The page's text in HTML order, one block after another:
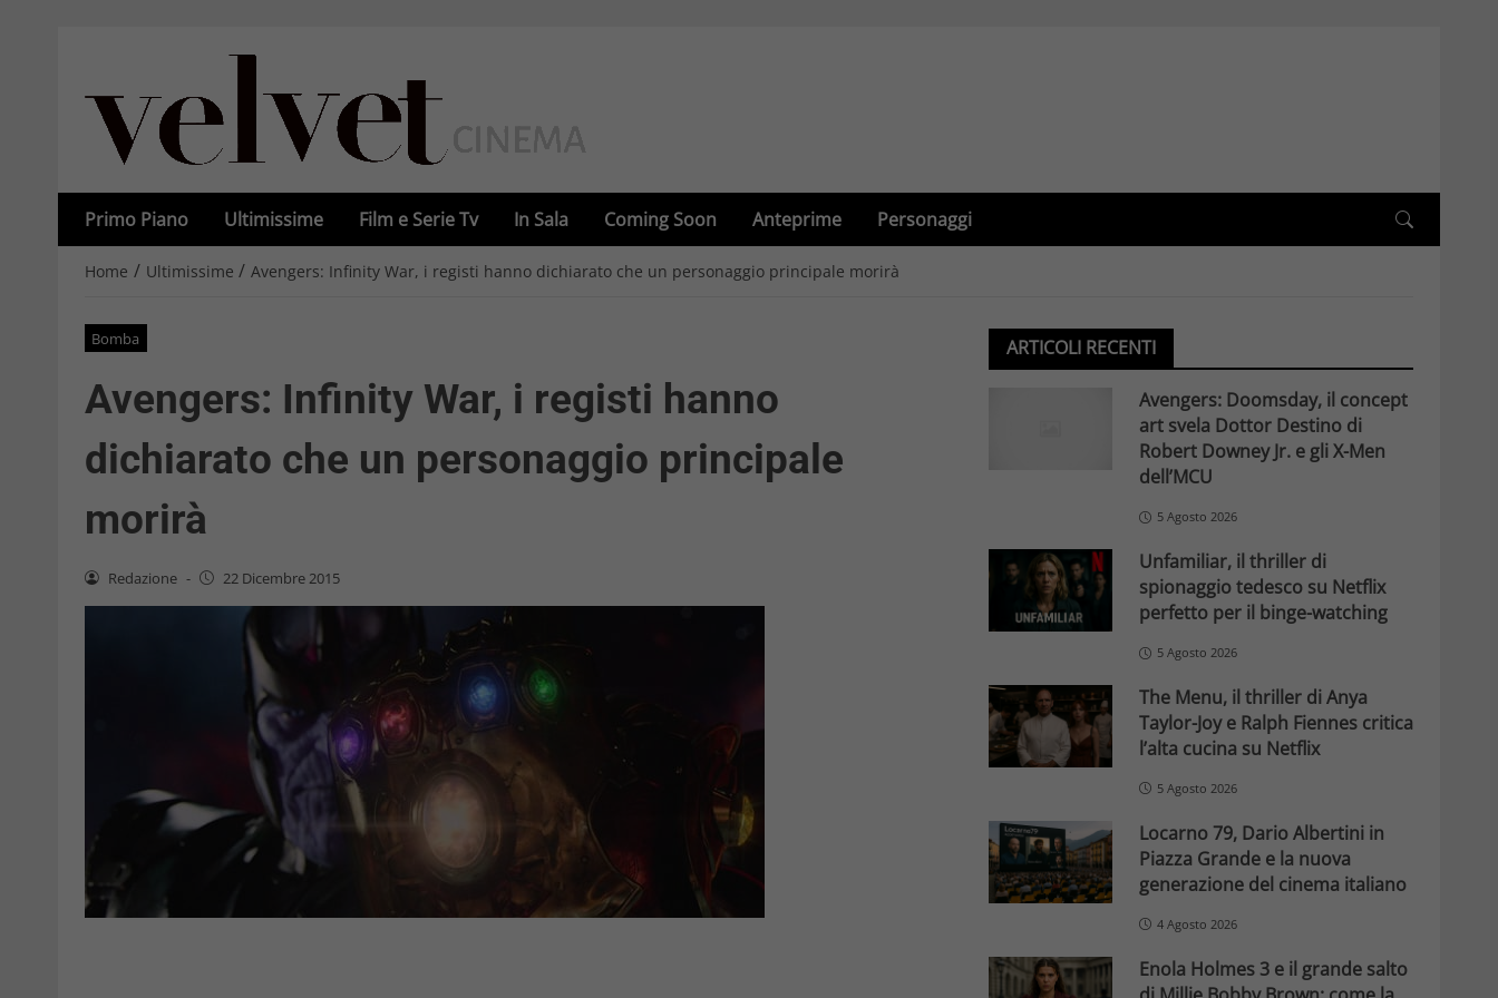
Primo Piano Ultimissime Film e Serie Tv In Sala Coming Soon Anteprime Personaggi
Home / Ultimissime / Avengers: Infinity War, i registi hanno dichiarato che un personaggio principale morirà
Bomba
Avengers: Infinity War, i registi hanno
dichiarato che un personaggio principale
morirà
Redazione - 22 Dicembre 2015
ARTICOLI RECENTI
Avengers: Doomsday, il concept
art svela Dottor Destino di
Robert Downey Jr. e gli X-Men
dell’MCU
5 Agosto 2026
Unfamiliar, il thriller di
spionaggio tedesco su Netflix
perfetto per il binge-watching
5 Agosto 2026
The Menu, il thriller di Anya
Taylor-Joy e Ralph Fiennes critica
l’alta cucina su Netflix
5 Agosto 2026
Locarno 79, Dario Albertini in
Piazza Grande e la nuova
generazione del cinema italiano
4 Agosto 2026
Enola Holmes 3 e il grande salto